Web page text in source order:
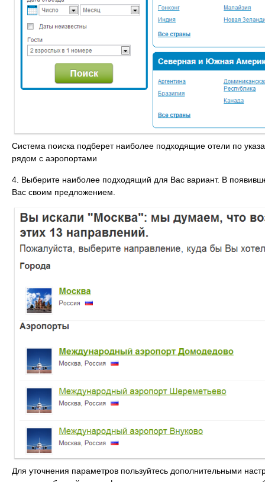
Система поиска подберет наиболее подходящие отели по
рядом с аэропортами
4. Выберите наиболее подходящий для Вас вариант. В
Вас своим предложением.
Для уточнения параметров пользуйтесь дополнительными